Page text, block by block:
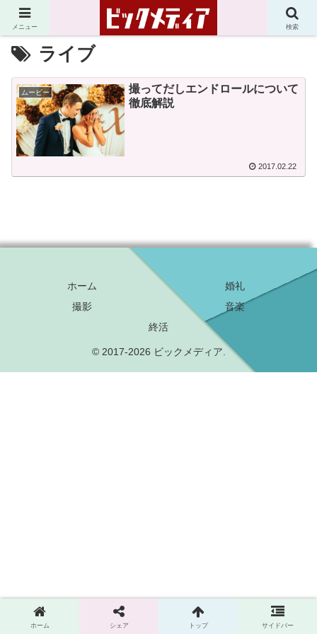
ライブ
ムービー
撮ってだしエンドロールについて
徹底解説
2017.02.22
ホーム
婚礼
撮影
音楽
終活
© 2017-2026 ビックメディア.
メニュー 検索
ホーム シェア トップ サイドバー